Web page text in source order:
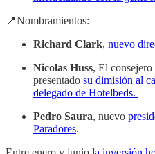
📍Nombramientos:
Richard Clark, nuevo
Nicolas Huss, El consejero
presentado su dimisión al
delegado de Hotelbeds.
Pedro Saura, nuevo
Paradores.